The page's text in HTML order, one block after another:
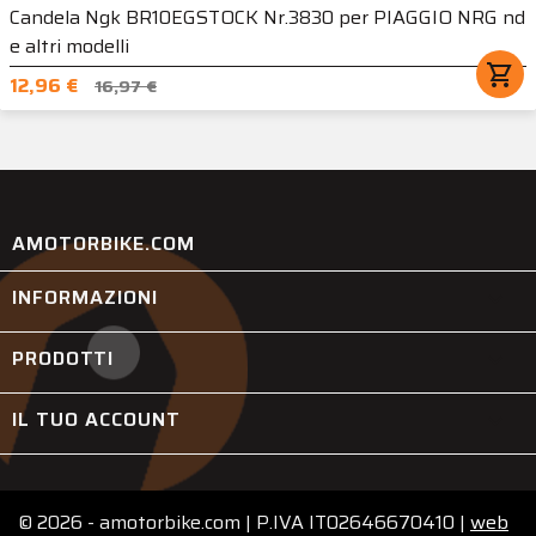
Candela Ngk BR10EGSTOCK Nr.3830 per PIAGGIO NRG nd
e altri modelli
12,96 €
16,97 € shopping_cart
AMOTORBIKE.COM
INFORMAZIONI
PRODOTTI
IL TUO ACCOUNT
© 2026 - amotorbike.com | P.IVA IT02646670410 | web